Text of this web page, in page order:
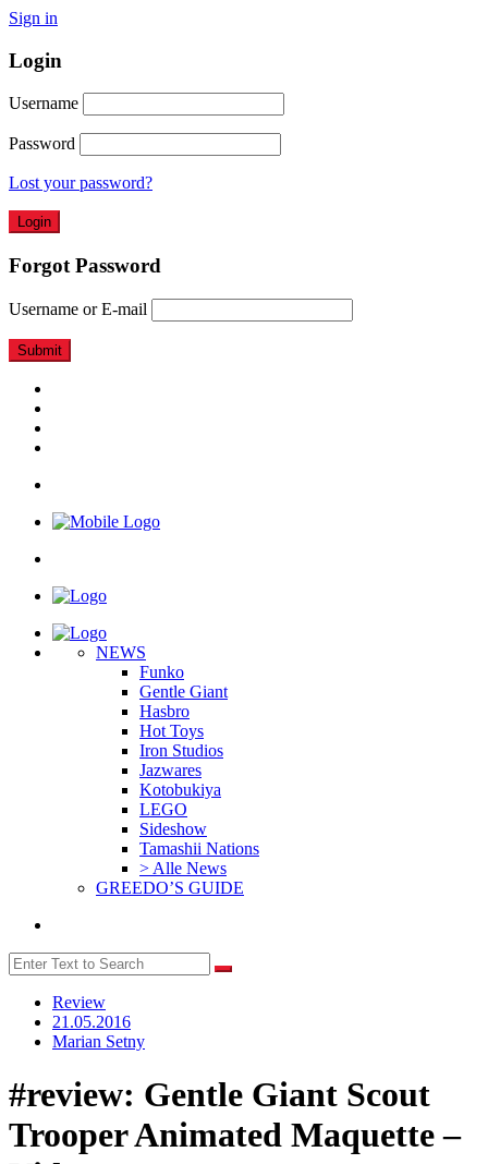
Sign in
Login
Username
Password
Lost your password?
Forgot Password
Username or E-mail
NEWS
Funko
Gentle Giant
Hasbro
Hot Toys
Iron Studios
Jazwares
Kotobukiya
LEGO
Sideshow
Tamashii Nations
> Alle News
GREEDO’S GUIDE
Review
21.05.2016
Marian Setny
#review: Gentle Giant Scout
Trooper Animated Maquette –